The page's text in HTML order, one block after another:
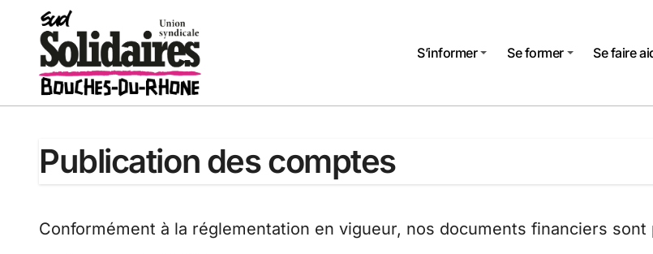
contenu
S’informer Se former Se faire
Publication des comptes
Conformément à la réglementation en vigueur, nos documents financiers